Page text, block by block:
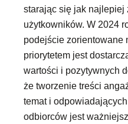
starając się jak najlepiej
użytkowników. W 2024
podejście zorientowane
priorytetem jest
wartości i pozytywnych
że tworzenie treści
temat i
odbiorców jest